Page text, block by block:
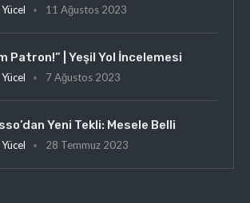
11 Ağustos 2023
Patron!” | Yeşil Yol İncelemesi
7 Ağustos 2023
Yeni Tekli: Mesele Belli
28 Temmuz 2023